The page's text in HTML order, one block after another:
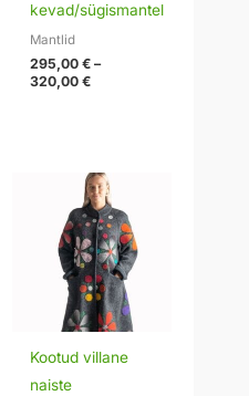
kevad/sügismantel
Mantlid
295,00€ –
320,00€
Kootud villane
naiste
Hinnavahemik:
295,00 €
kuni
320,00 €